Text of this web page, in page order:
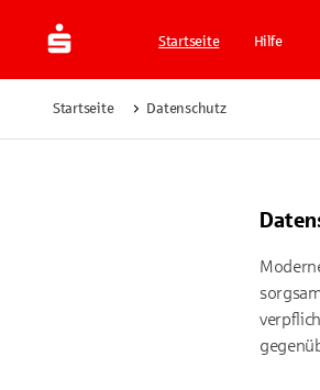
Startseite Hilfe
Startseite Datenschutz